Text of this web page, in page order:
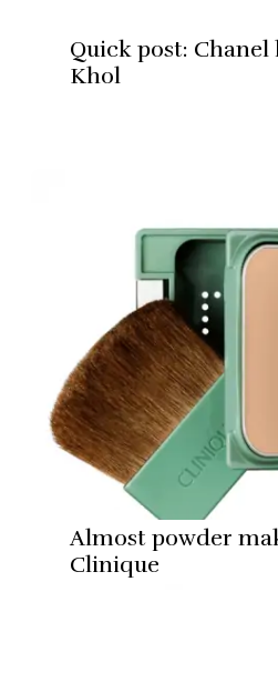
Quick post: Chanel
Khol
Almost powder
Clinique